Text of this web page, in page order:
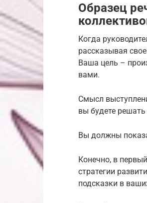
Образец
Когда
рассказывая
Ваша цель –
вами.
Смысл
вы будете
Вы должны
Конечно, в
стратегии
подсказки в